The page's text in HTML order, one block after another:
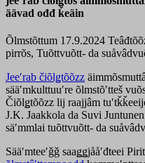
äävad ođđ ǩeäin
Õlmstõttum 17.9.2024
pirrõs, Tuõttvuõtt- da
Jeeʹrab čiõlǥtõõzz
sääʹmkulttuuʹre õlmstõʹtteš
Čiõlǥtõõzz lij raajjâm
J.K. Jaakkola da Suvi
säʹmmlai tuõttvuõtt- da
Sääʹmteeʹǧǧ saaǥǥjååʹđteei